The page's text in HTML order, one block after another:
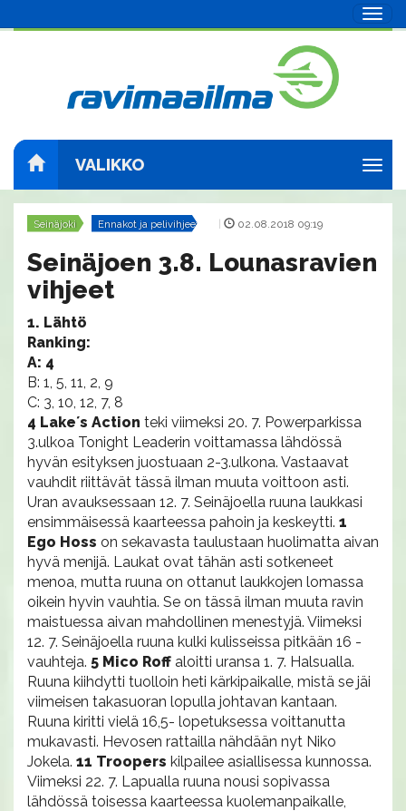
VALIKKO
Seinäjoki Ennakot ja pelivihjeet 02.08.2018 09:19
Seinäjoen 3.8. Lounasravien
vihjeet
1. Lähtö
Ranking:
A: 4
B: 1, 5, 11, 2, 9
C: 3, 10, 12, 7, 8
4 Lake´s Action teki viimeksi 20. 7. Powerparkissa
3.ulkoa Tonight Leaderin voittamassa lähdössä
hyvän esityksen juostuaan 2-3.ulkona. Vastaavat
vauhdit riittävät tässä ilman muuta voittoon asti.
Uran avauksessaan 12. 7. Seinäjoella ruuna laukkasi
ensimmäisessä kaarteessa pahoin ja keskeytti. 1
Ego Hoss on sekavasta taulustaan huolimatta aivan
hyvä menijä. Laukat ovat tähän asti sotkeneet
menoa, mutta ruuna on ottanut laukkojen lomassa
oikein hyvin vauhtia. Se on tässä ilman muuta ravin
maistuessa aivan mahdollinen menestyjä. Viimeksi
12. 7. Seinäjoella ruuna kulki kulisseissa pitkään 16 -
vauhteja. 5 Mico Roff aloitti uransa 1. 7. Halsualla.
Ruuna kiihdytti tuolloin heti kärkipaikalle, mistä se jäi
viimeisen takasuoran lopulla johtavan kantaan.
Ruuna kiritti vielä 16,5- lopetuksessa voittanutta
mukavasti. Hevosen rattailla nähdään nyt Niko
Jokela. 11 Troopers kilpailee asiallisessa kunnossa.
Viimeksi 22. 7. Lapualla ruuna nousi sopivassa
lähdössä toisessa kaarteessa kuolemanpaikalle,